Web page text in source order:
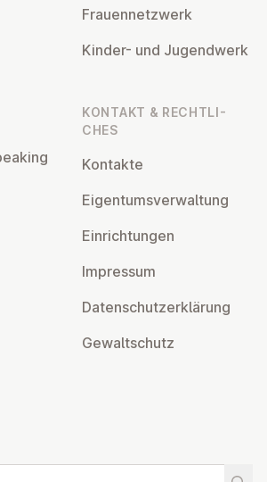
Frau­en­netz­werk
Kinder- und Ju­gend­werk
KONTAKT & RECHT­LI­
CHES
Kontakte
Ei­gen­tums­ver­wal­tung
Ein­rich­tun­gen
Impressum
Da­ten­schutz­er­klä­rung
Ge­walt­schutz